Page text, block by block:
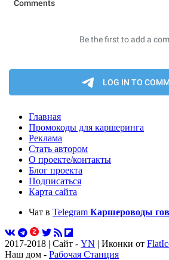
Главная
Промокоды для каршеринга
Реклама
Стать автором
О проекте/контакты
Блог проекта
Подписаться
Карта сайта
Чат в Telegram Каршероводы
2017-2018 | Сайт - YN | Иконки от
Наш дом - Рабочая Станция